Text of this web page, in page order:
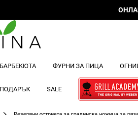
БАРБЕКЮТА ФУРНИ ЗА ПИЦА
SALE